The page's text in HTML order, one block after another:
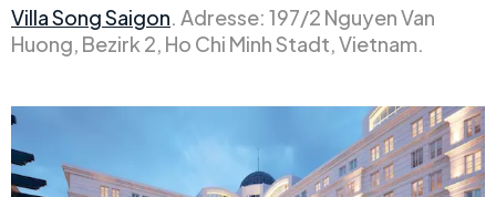
Villa Song Saigon. Adresse: 197/2 Nguyen Van
Huong, Bezirk 2, Ho Chi Minh Stadt, Vietnam.